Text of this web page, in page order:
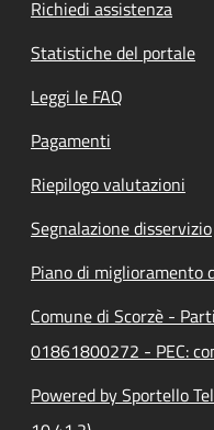
Richiedi assistenza
Statistiche del portale
Leggi le FAQ
Pagamenti
Riepilogo valutazioni
Segnalazione disservizio
Piano di miglioramento
Comune di Scorzè -
01861800272 - PEC:
Powered by Sportello